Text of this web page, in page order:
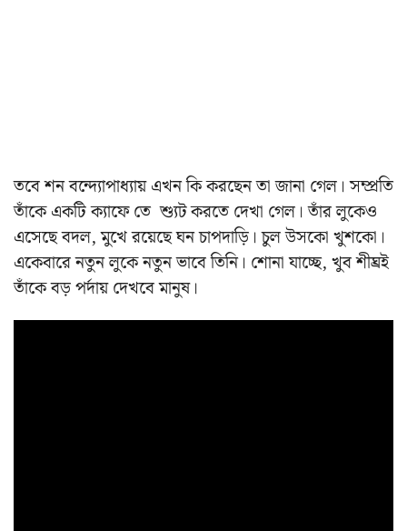
তবে শন বন্দ্যোপাধ্যায় এখন কি করছেন তা জানা গেল। সম্প্রতি
তাঁকে একটি ক্যাফে তে শ্যুট করতে দেখা গেল। তাঁর লুকেও
এসেছে বদল, মুখে রয়েছে ঘন চাপদাড়ি। চুল উসকো খুশকো।
একেবারে নতুন লুকে নতুন ভাবে তিনি। শোনা যাচ্ছে, খুব শীঘ্রই
তাঁকে বড় পর্দায় দেখবে মানুষ।